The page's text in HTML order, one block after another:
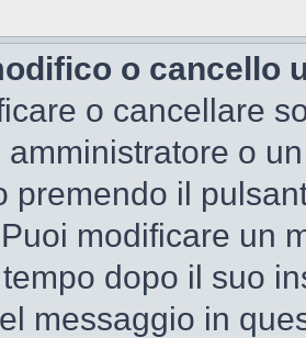
o cancello
o cancellare
amministratore o
premendo il
modificare un
dopo il suo
messaggio in